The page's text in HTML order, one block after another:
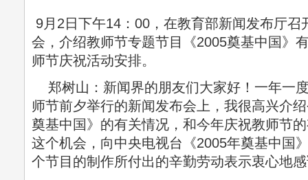
9月2日下午14：00，在教育部新闻发布厅召
会，介绍教师节专题节目《2005奠基中国》
师节庆祝活动安排。
郑树山：新闻界的朋友们大家好！一年一
师节前夕举行的新闻发布会上，我很高兴介
奠基中国》的有关情况，和今年庆祝教师节
这个机会，向中央电视台《2005年奠基中国
个节目的制作所付出的辛勤劳动表示衷心地